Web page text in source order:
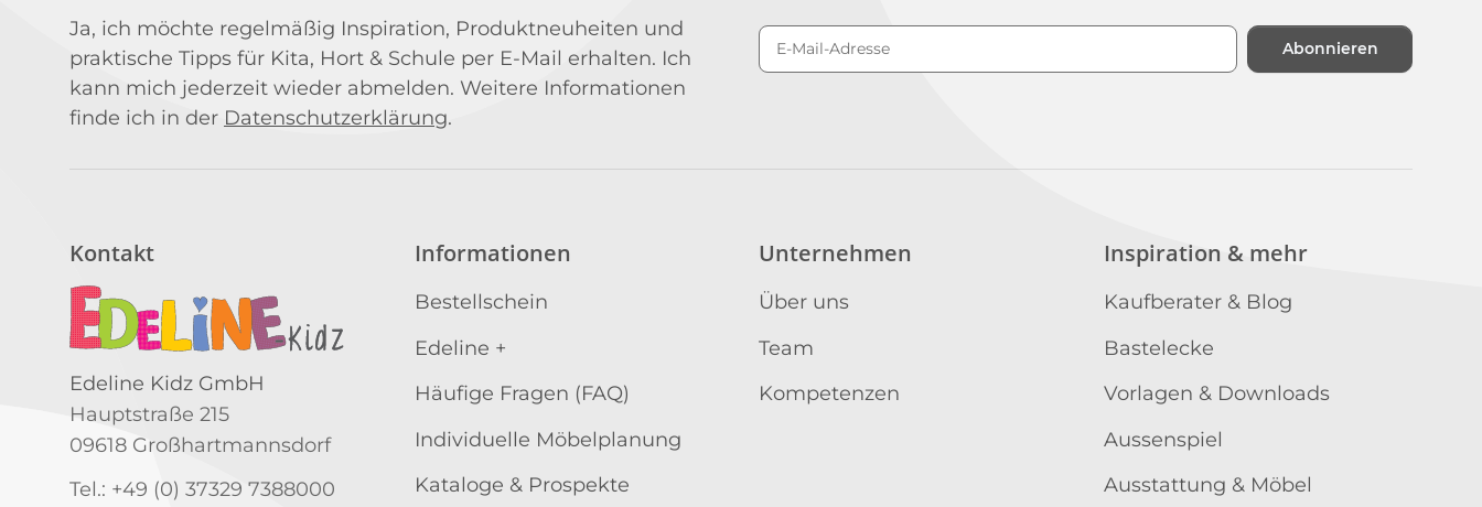
Ja, ich möchte regelmäßig Inspiration, Produktneuheiten und
praktische Tipps für Kita, Hort & Schule per E-Mail erhalten. Ich
kann mich jederzeit wieder abmelden. Weitere Informationen
finde ich in der Datenschutzerklärung.
Abonnieren
Kontakt
Edeline Kidz GmbH
Hauptstraße 215
09618 Großhartmannsdorf
Tel.: +49 (0) 37329 7388000
Informationen
Bestellschein
Edeline +
Häufige Fragen (FAQ)
Individuelle Möbelplanung
Kataloge & Prospekte
Unternehmen
Über uns
Team
Kompetenzen
Inspiration & mehr
Kaufberater & Blog
Bastelecke
Vorlagen & Downloads
Aussenspiel
Ausstattung & Möbel